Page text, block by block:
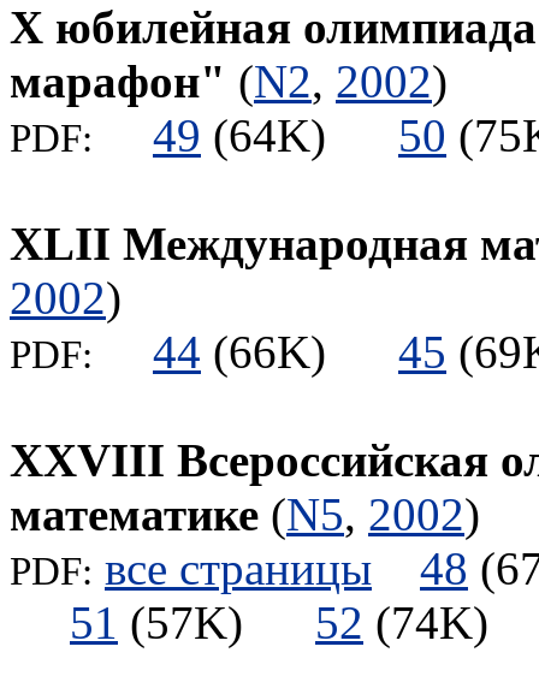
X юбилейная
марафон" (N2, 2002)
PDF: 49 (64K) 50
XLII Международная
2002)
PDF: 44 (66K) 45
XXVIII Всероссийская
математике (N5, 2002)
PDF: все страницы 48
51 (57K) 52